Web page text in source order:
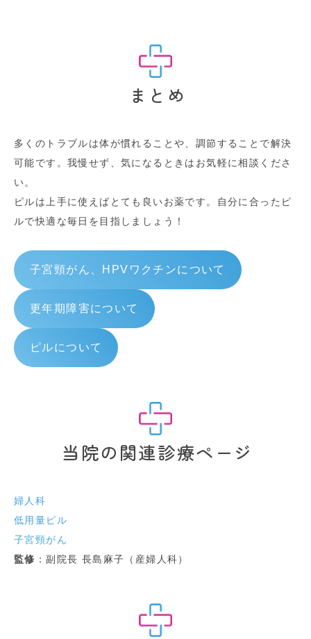
まとめ
多くのトラブルは体が慣れることや、調節することで解決
可能です。我慢せず、気になるときはお気軽に相談くださ
い。
ピルは上手に使えばとても良いお薬です。自分に合ったピ
ルで快適な毎日を目指しましょう！
子宮頸がん、HPVワクチンについて
更年期障害について
ピルについて
当院の関連診療ページ
婦人科
低用量ピル
子宮頸がん
監修 ：副院長 長島麻子（産婦人科）